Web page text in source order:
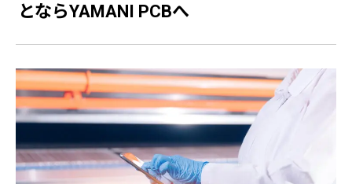
とならYAMANI PCBへ